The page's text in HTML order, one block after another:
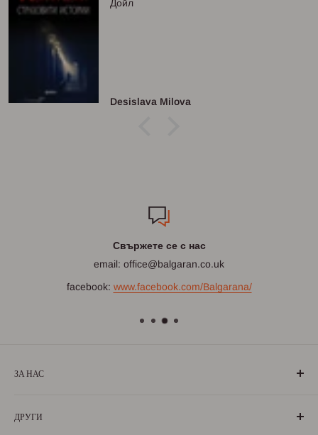
Дойл
Desislava Milova
Свържете се с нас
email: office@balgaran.co.uk
facebook: www.facebook.com/Balgarana/
ЗА НАС
са живели извън границите на България. Екипът ни се
ДРУГИ